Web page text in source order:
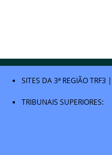
SITES DA 3ª REGIÃOTRF3 |
TRIBUNAIS SUPERIORES: